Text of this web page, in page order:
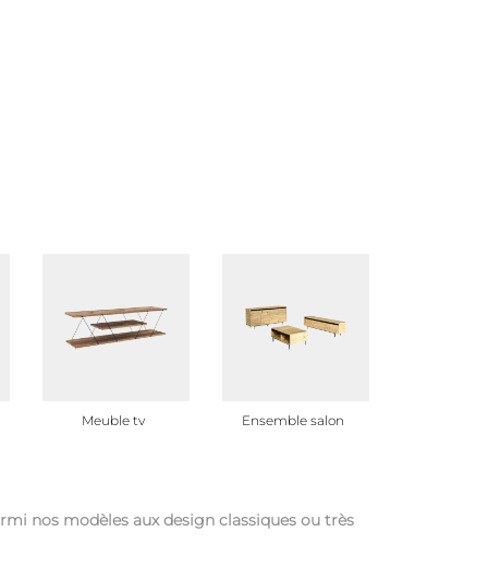
Meuble tv Ensemble salon
nos modèles aux design classiques ou très